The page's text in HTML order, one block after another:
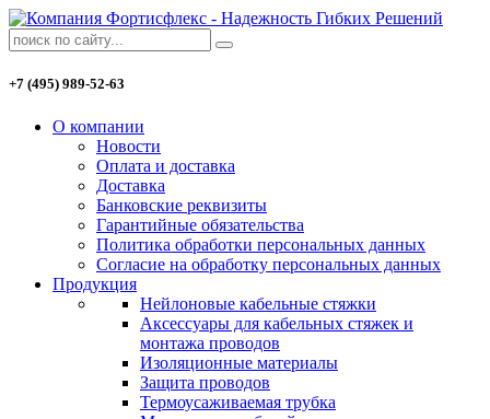
+7 (495) 989-52-63
О компании
Новости
Оплата и доставка
Доставка
Банковские реквизиты
Гарантийные обязательства
Политика обработки персональных данных
Согласие на обработку персональных данных
Продукция
Нейлоновые кабельные стяжки
Аксессуары для кабельных стяжек и
монтажа проводов
Изоляционные материалы
Защита проводов
Термоусаживаемая трубка